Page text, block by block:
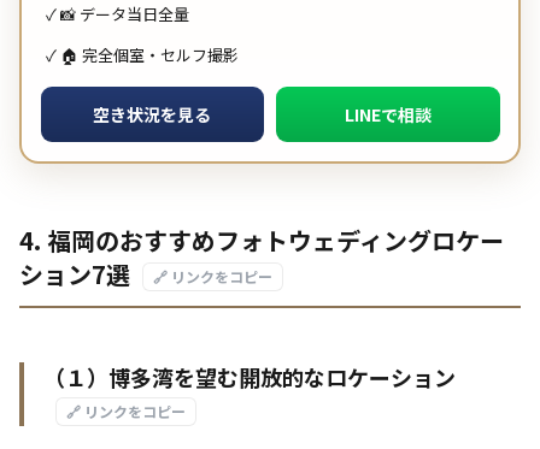
✓ 📸 データ当日全量
✓ 🏠 完全個室・セルフ撮影
空き状況を見る LINEで相談
4. 福岡のおすすめフォトウェディングロケー
ション7選
🔗 リンクをコピー
（１）博多湾を望む開放的なロケーション
🔗 リンクをコピー